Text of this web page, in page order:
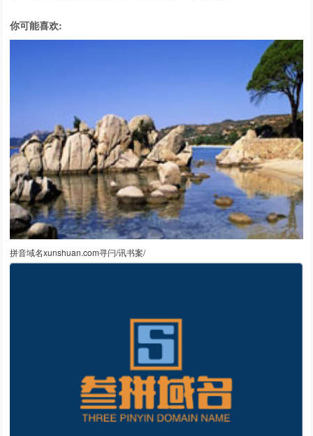
你可能喜欢:
拼音域名xunshuan.com寻闩/讯书案/